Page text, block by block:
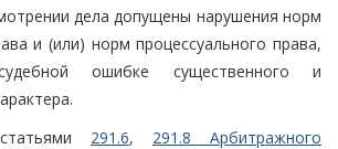
дела допущены нарушения норм
и (или) норм процессуального права,
ошибке существенного и
291.6, 291.8 Арбитражного